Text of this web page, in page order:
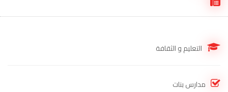
التعليم و الثقافة
مدارس بنات